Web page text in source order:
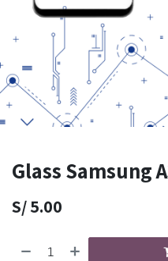
Glass Samsung
S/5.00